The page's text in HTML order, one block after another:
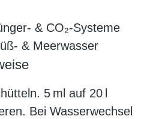
& CO₂-Systeme
& Meerwasser
5 ml auf 20 l
Bei Wasserwechsel